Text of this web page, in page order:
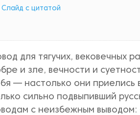
Cлайд с цитатой
для тягучих, вековечных
и зле, вечности и
— настолько они
сильно подвыпивший
с неизбежным